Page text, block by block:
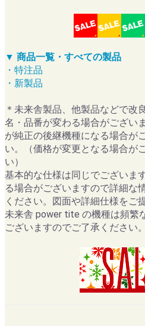
▼ 商品一覧・すべての製品
・特注品
・新製品
＊未来舎製品、他製品などで改
名・品番が変わる場合がござい
が純正の後継機種になる場合が
い。（価格が変更となる場合が
い）
基本的な仕様は同じでございま
る場合がございますので詳細な
ください。図面や詳細仕様をご
未来舎 power tite の機種は頻繁
ございますのでご了承ください。